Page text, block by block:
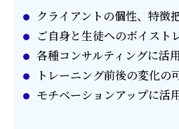
クライアントの個性、特徴
ご自身と生徒へのボイスト
各種コンサルティングに活
トレーニング前後の変化の
モチベーションアップに活